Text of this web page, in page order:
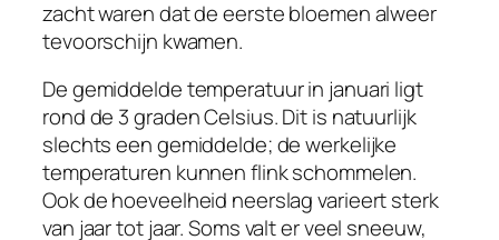
zacht waren dat de eerste bloemen alweer
tevoorschijn kwamen.
De gemiddelde temperatuur in januari ligt
rond de 3 graden Celsius. Dit is natuurlijk
slechts een gemiddelde; de werkelijke
temperaturen kunnen flink schommelen.
Ook de hoeveelheid neerslag varieert sterk
van jaar tot jaar. Soms valt er veel sneeuw,